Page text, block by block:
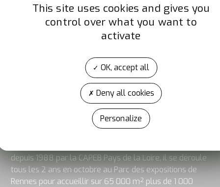
Site internet
www.merlyn.fr
depuis 1988 par la CAPEB Pays de la Loire, il se déroule
tous les 2 ans en octobre au Parc des expositions de
Rennes pour accueillir sur 65 000 m² plus de 1 000
This site uses cookies and gives you
control over what you want to
activate
OK, accept all
Deny all cookies
Personalize